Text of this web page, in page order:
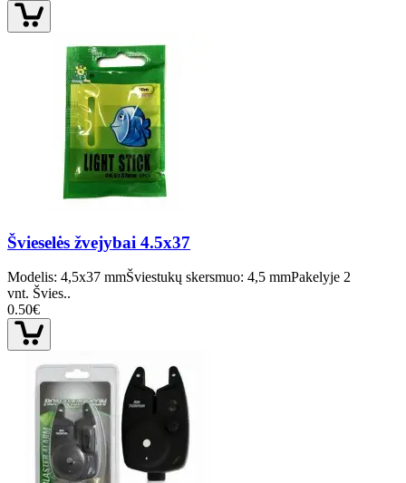
Švieselės žvejybai 4.5x37
Modelis: 4,5x37 mmŠviestukų skersmuo: 4,5 mmPakelyje 2
vnt. Švies..
0.50€